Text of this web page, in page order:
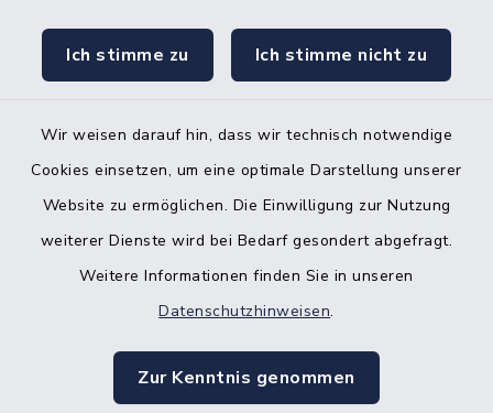
Ich stimme zu Ich stimme nicht zu
Wir weisen darauf hin, dass wir technisch notwendige
Cookies einsetzen, um eine optimale Darstellung unserer
Website zu ermöglichen. Die Einwilligung zur Nutzung
weiterer Dienste wird bei Bedarf gesondert abgefragt.
Weitere Informationen finden Sie in unseren
Datenschutzhinweisen.
Zur Kenntnis genommen
Gleichstellungsbüro
Barrierefreiheit
Impressum